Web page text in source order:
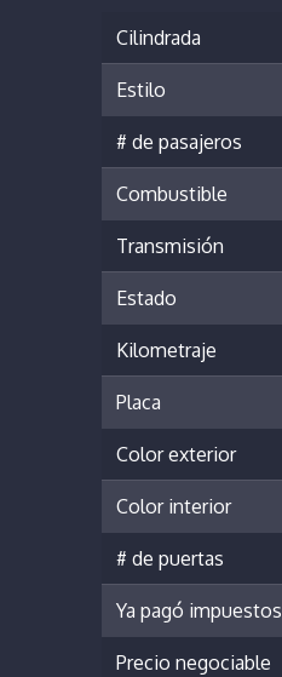
Cilindrada
Estilo
# de pasajeros
Combustible
Transmisión
Estado
Kilometraje
Placa
Color exterior
Color interior
# de puertas
Ya pagó impuestos
Precio negociable